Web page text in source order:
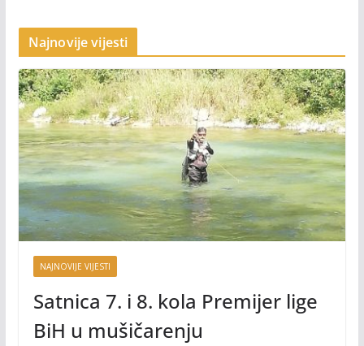
Najnovije vijesti
NAJNOVIJE VIJESTI
Satnica 7. i 8. kola Premijer lige
BiH u mušičarenju